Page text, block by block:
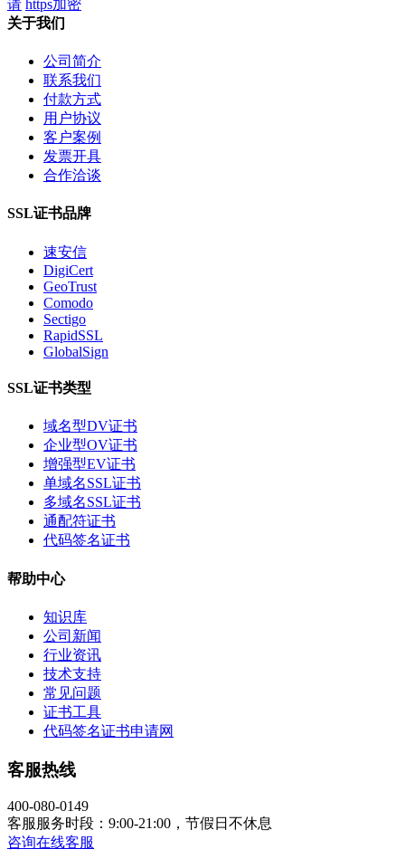
请 https加密
关于我们
公司简介
联系我们
付款方式
用户协议
客户案例
发票开具
合作洽谈
SSL证书品牌
速安信
DigiCert
GeoTrust
Comodo
Sectigo
RapidSSL
GlobalSign
SSL证书类型
域名型DV证书
企业型OV证书
增强型EV证书
单域名SSL证书
多域名SSL证书
通配符证书
代码签名证书
帮助中心
知识库
公司新闻
行业资讯
技术支持
常见问题
证书工具
代码签名证书申请网
客服热线
400-080-0149
客服服务时段：9:00-21:00，节假日不休息
咨询在线客服